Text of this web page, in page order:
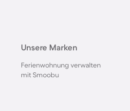
Unsere Marken
Ferienwohnung verwalten
mit Smoobu